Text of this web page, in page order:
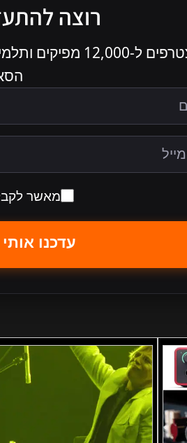
רוצה
מצטרפים ל-
מאשר
עדכנו